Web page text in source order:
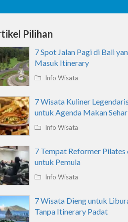
Pilihan
7 Spot Jalan Pagi di Bali
Masuk Itinerary
Info Wisata
7 Wisata Kuliner
untuk Agenda Makan
Info Wisata
7 Tempat Reformer Pilates
untuk Pemula
Info Wisata
7 Wisata Dieng untuk
Tanpa Itinerary Padat